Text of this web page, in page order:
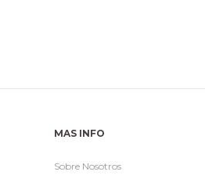
MAS INFO
Sobre Nosotros